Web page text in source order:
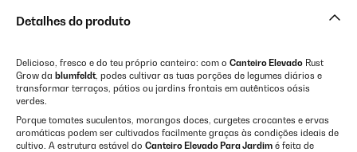
Detalhes do produto
Delicioso, fresco e do teu próprio canteiro: com o Canteiro Elevado Rust
Grow da blumfeldt, podes cultivar as tuas porções de legumes diários e
transformar terraços, pátios ou jardins frontais em autênticos oásis
verdes.
Porque tomates suculentos, morangos doces, curgetes crocantes e ervas
aromáticas podem ser cultivados facilmente graças às condições ideais de
cultivo. A estrutura estável do Canteiro Elevado Para Jardim é feita de